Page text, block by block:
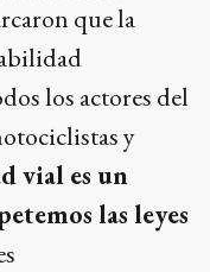
que la
los actores del
y
vial es un
las leyes